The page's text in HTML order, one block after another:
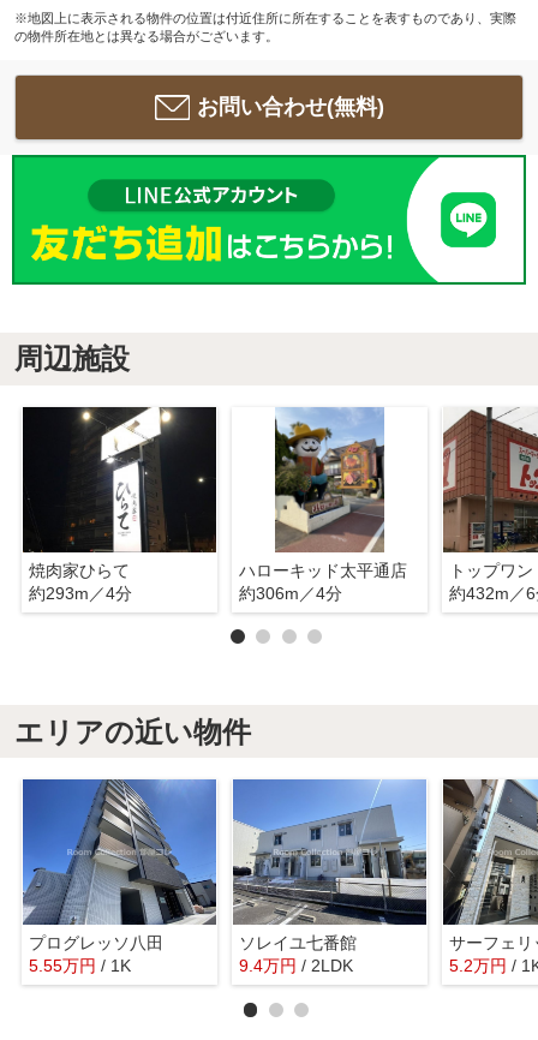
※地図上に表示される物件の位置は付近住所に所在することを表すものであり、実際
の物件所在地とは異なる場合がございます。
お問い合わせ(無料)
周辺施設
焼肉家ひらて
約293m／4分
ハローキッド太平通店
約306m／4分
トップワ
約432m／
エリアの近い物件
プログレッソ八田
5.55万円 / 1K
ソレイユ七番館
9.4万円 / 2LDK
サーフェリ
5.2万円 /